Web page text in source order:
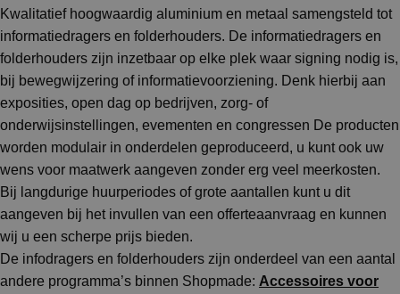
Kwalitatief hoogwaardig aluminium en metaal samengsteld tot
informatiedragers en folderhouders. De informatiedragers en
folderhouders zijn inzetbaar op elke plek waar signing nodig is,
bij bewegwijzering of informatievoorziening. Denk hierbij aan
exposities, open dag op bedrijven, zorg- of
onderwijsinstellingen, evementen en congressen De producten
worden modulair in onderdelen geproduceerd, u kunt ook uw
wens voor maatwerk aangeven zonder erg veel meerkosten.
Bij langdurige huurperiodes of grote aantallen kunt u dit
aangeven bij het invullen van een offerteaanvraag en kunnen
wij u een scherpe prijs bieden.
De infodragers en folderhouders zijn onderdeel van een aantal
andere programma’s binnen Shopmade: Accessoires voor